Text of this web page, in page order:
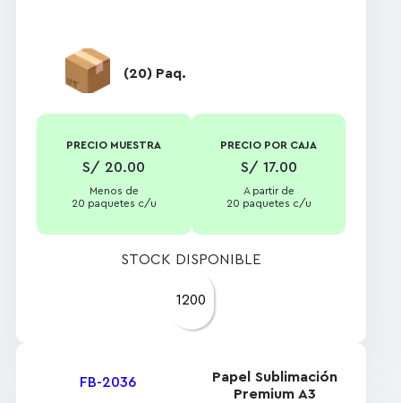
(20) Paq.
PRECIO MUESTRA
S/ 20.00
Menos de
20 paquetes c/u
PRECIO POR CAJA
S/ 17.00
A partir de
20 paquetes c/u
STOCK DISPONIBLE
1200
FB-2036
Papel Sublimación
Premium A3